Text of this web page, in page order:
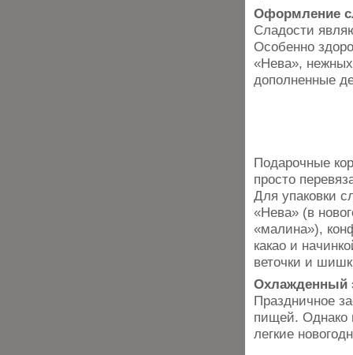
Оформление
Сладости
Особенно
«Нева», нежных
дополненные
Подарочные
просто
Для упаковки
«Нева» (в
«малина»),
какао и
веточки и
Охлажденный
Праздничное
пищей. Однако
легкие